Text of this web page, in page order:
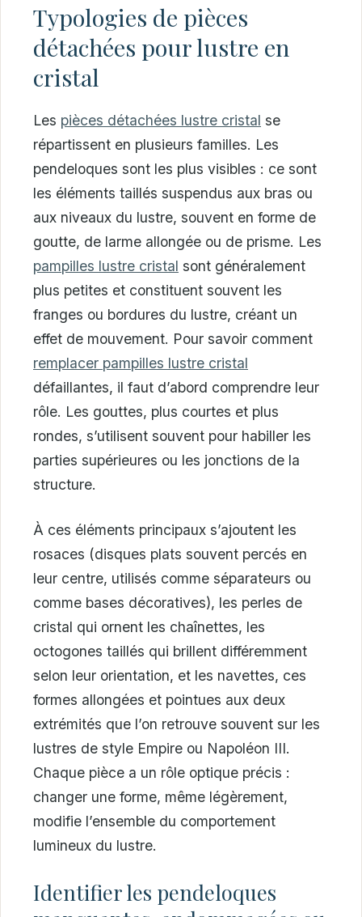
Typologies de pièces
détachées pour lustre en
cristal
Les pièces détachées lustre cristal se
répartissent en plusieurs familles. Les
pendeloques sont les plus visibles : ce sont
les éléments taillés suspendus aux bras ou
aux niveaux du lustre, souvent en forme de
goutte, de larme allongée ou de prisme. Les
pampilles lustre cristal sont généralement
plus petites et constituent souvent les
franges ou bordures du lustre, créant un
effet de mouvement. Pour savoir comment
remplacer pampilles lustre cristal
défaillantes, il faut d’abord comprendre leur
rôle. Les gouttes, plus courtes et plus
rondes, s’utilisent souvent pour habiller les
parties supérieures ou les jonctions de la
structure.
À ces éléments principaux s’ajoutent les
rosaces (disques plats souvent percés en
leur centre, utilisés comme séparateurs ou
comme bases décoratives), les perles de
cristal qui ornent les chaînettes, les
octogones taillés qui brillent différemment
selon leur orientation, et les navettes, ces
formes allongées et pointues aux deux
extrémités que l’on retrouve souvent sur les
lustres de style Empire ou Napoléon III.
Chaque pièce a un rôle optique précis :
changer une forme, même légèrement,
modifie l’ensemble du comportement
lumineux du lustre.
Identifier les pendeloques